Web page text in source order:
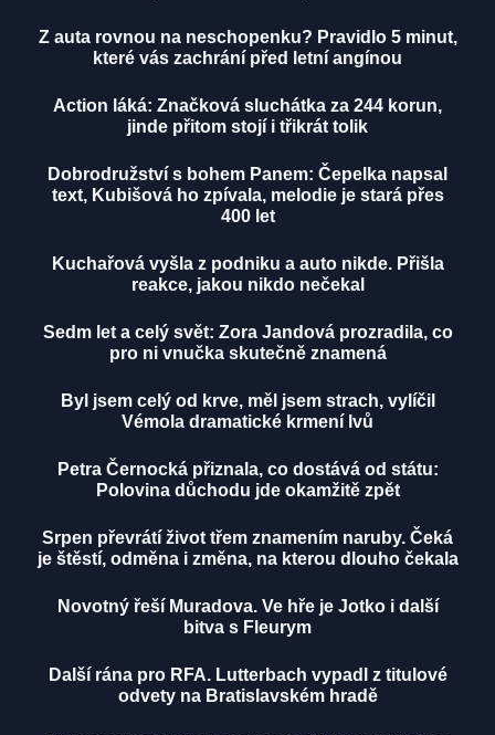
Z auta rovnou na neschopenku? Pravidlo 5 minut,
které vás zachrání před letní angínou
Action láká: Značková sluchátka za 244 korun,
jinde přitom stojí i třikrát tolik
Dobrodružství s bohem Panem: Čepelka napsal
text, Kubišová ho zpívala, melodie je stará přes
400 let
Kuchařová vyšla z podniku a auto nikde. Přišla
reakce, jakou nikdo nečekal
Sedm let a celý svět: Zora Jandová prozradila, co
pro ni vnučka skutečně znamená
Byl jsem celý od krve, měl jsem strach, vylíčil
Vémola dramatické krmení lvů
Petra Černocká přiznala, co dostává od státu:
Polovina důchodu jde okamžitě zpět
Srpen převrátí život třem znamením naruby. Čeká
je štěstí, odměna i změna, na kterou dlouho čekala
Novotný řeší Muradova. Ve hře je Jotko i další
bitva s Fleurym
Další rána pro RFA. Lutterbach vypadl z titulové
odvety na Bratislavském hradě